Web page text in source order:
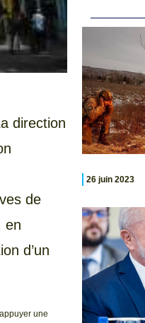
direction
de
en
d’un
une
26 juin 2023